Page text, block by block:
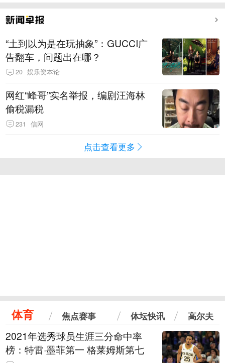
“土到以为是在玩抽象”：GUCCI广
告翻车，问题出在哪？
20 娱乐资本论
网红“峰哥”实名举报，编剧汪海林
偷税漏税
231 信网
点击查看更多
体育 焦点赛事 体坛快讯 高尔夫
2021年选秀球员生涯三分命中率
榜：特雷·墨菲第一 格莱姆斯第七